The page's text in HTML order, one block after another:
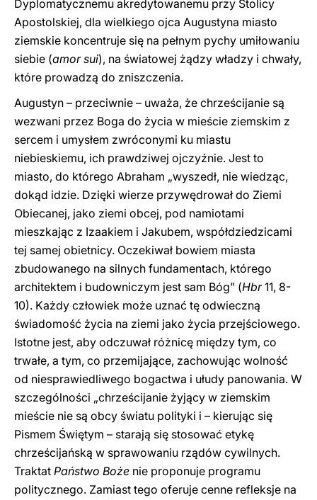
Dyplomatycznemu akredytowanemu przy Stolicy
Apostolskiej, dla wielkiego ojca Augustyna miasto
ziemskie koncentruje się na pełnym pychy umiłowaniu
siebie (amor sui), na światowej żądzy władzy i chwały,
które prowadzą do zniszczenia.
Augustyn – przeciwnie – uważa, że chrześcijanie są
wezwani przez Boga do życia w mieście ziemskim z
sercem i umysłem zwróconymi ku miastu
niebieskiemu, ich prawdziwej ojczyźnie. Jest to
miasto, do którego Abraham „wyszedł, nie wiedząc,
dokąd idzie. Dzięki wierze przywędrował do Ziemi
Obiecanej, jako ziemi obcej, pod namiotami
mieszkając z Izaakiem i Jakubem, współdziedzicami
tej samej obietnicy. Oczekiwał bowiem miasta
zbudowanego na silnych fundamentach, którego
architektem i budowniczym jest sam Bóg” (Hbr11, 8-
10). Każdy człowiek może uznać tę odwieczną
świadomość życia na ziemi jako życia przejściowego.
Istotne jest, aby odczuwał różnicę między tym, co
trwałe, a tym, co przemijające, zachowując wolność
od niesprawiedliwego bogactwa i ułudy panowania. W
szczególności „chrześcijanie żyjący w ziemskim
mieście nie są obcy światu polityki i – kierując się
Pismem Świętym – starają się stosować etykę
chrześcijańską w sprawowaniu rządów cywilnych.
Traktat Państwo Boże nie proponuje programu
politycznego. Zamiast tego oferuje cenne refleksje na